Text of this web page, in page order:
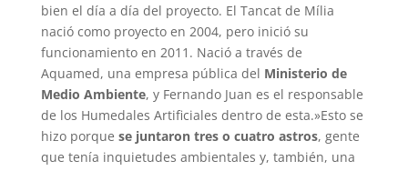
bien el día a día del proyecto. El Tancat de Mília
nació como proyecto en 2004, pero inició su
funcionamiento en 2011. Nació a través de
Aquamed, una empresa pública del Ministerio de
Medio Ambiente, y Fernando Juan es el responsable
de los Humedales Artificiales dentro de esta.»Esto se
hizo porque se juntaron tres o cuatro astros, gente
que tenía inquietudes ambientales y, también, una